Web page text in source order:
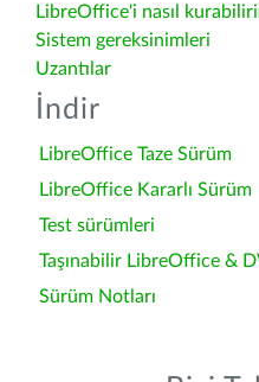
LibreOffice'i nasıl
Sistem gereksinimleri
Uzantılar
İndir
LibreOffice Taze Sürüm
LibreOffice Kararlı Sürüm
Test sürümleri
Taşınabilir LibreOffice &
Sürüm Notları